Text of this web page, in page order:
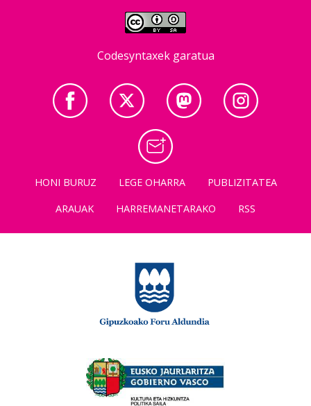
Codesyntaxek garatua
HONI BURUZ LEGE OHARRA
PUBLIZITATEA
ARAUAK
HARREMANETARAKO RSS